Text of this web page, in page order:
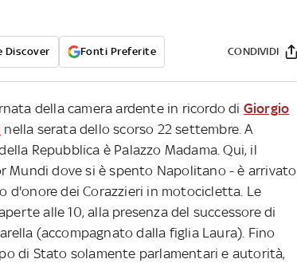
Discover Fonti Preferite CONDIVIDI
della camera ardente in ricordo di Giorgio
nella serata dello scorso 22 settembre. A
Repubblica è Palazzo Madama. Qui, il
Mundi dove si è spento Napolitano - è arrivato
dei Corazzieri in motocicletta. Le
alle 10, alla presenza del successore di
(accompagnato dalla figlia Laura). Fino
di Stato solamente parlamentari e autorità,